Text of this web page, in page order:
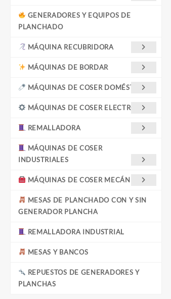
GENERADORES Y EQUIPOS DE
PLANCHADO
MÁQUINA RECUBRIDORA
MÁQUINAS DE BORDAR
MÁQUINAS DE COSER DOMÉSTICAS
MÁQUINAS DE COSER ELECTRÓNICA
REMALLADORA
MÁQUINAS DE COSER
INDUSTRIALES
MÁQUINAS DE COSER MECÁNICAS
MESAS DE PLANCHADO CON Y SIN
GENERADOR PLANCHA
REMALLADORA INDUSTRIAL
MESAS Y BANCOS
REPUESTOS DE GENERADORES Y
PLANCHAS